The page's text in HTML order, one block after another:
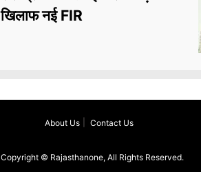
नई FIR
About Us Contact Us
Copyright © Rajasthanone, All Rights Reserved.